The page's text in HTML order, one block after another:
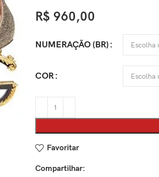
R$ 960,00
NUMERAÇÃO (BR)
COR
Favoritar
Compartilhar: